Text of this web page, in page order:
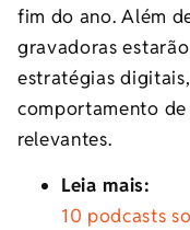
fim do ano. Além
gravadoras
estratégias
comportamento
relevantes.
Leia mais:
10 podcasts